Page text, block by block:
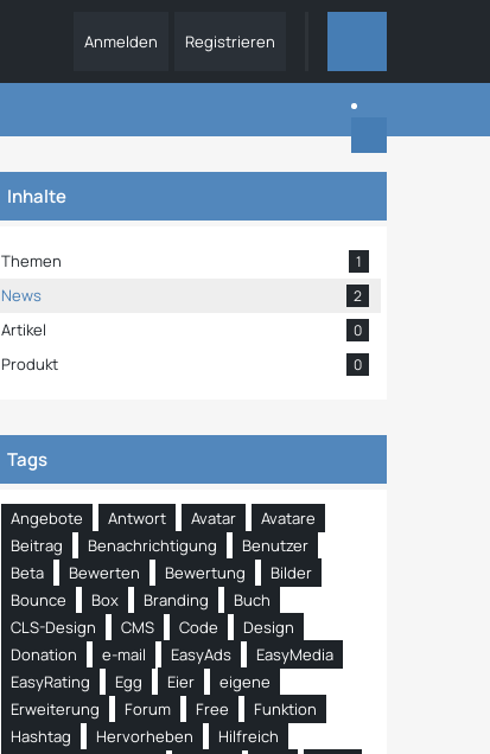
Anmelden Registrieren
Inhalte
Themen 1
News 2
Artikel 0
Produkt 0
Tags
Angebote Antwort Avatar
Avatare
Beitrag
Benachrichtigung
Benutzer
Beta
Bewerten Bewertung
Bilder
Bounce
Box Branding
Buch
CLS-Design
CMS Code
Design
Donation
e-mail EasyAds
EasyMedia
EasyRating
Egg Eier
eigene
Erweiterung
Forum Free
Funktion
Hashtag
Hervorheben
Hilfreich